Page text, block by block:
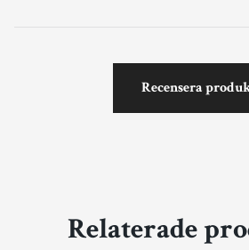
Recensera
Relaterade